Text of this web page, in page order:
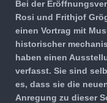
Bei der
Rosi und Frithjof
einen Vortrag mit
historischer
haben einen
verfasst. Sie sind
es, dass sie die
Anregung zu dieser